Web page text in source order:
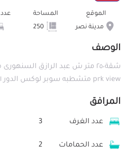
الموقع
مدينة نصر
المساحة
الوصف
شقة٢٥٠ متر ش عبد الرازق
prk view متشطبه سوبر لوكس الدور ١١ عمارة تحتها بنك القاهرة
المرافق
عدد الغرف 3
عدد الحمامات 2